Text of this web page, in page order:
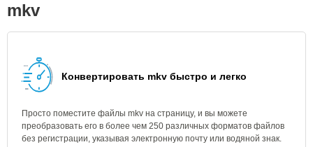
mkv
Конвертировать mkv быстро и легко
Просто поместите файлы mkv на страницу, и вы можете
преобразовать его в более чем 250 различных форматов файлов
без регистрации, указывая электронную почту или водяной знак.